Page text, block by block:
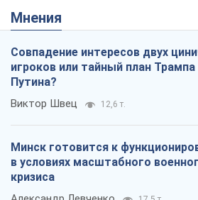
Мнения
Совпадение интересов двух
игроков или тайный план Трампа
Путина?
Виктор Швец 12,6 т.
Минск готовится к
в условиях масштабного
кризиса